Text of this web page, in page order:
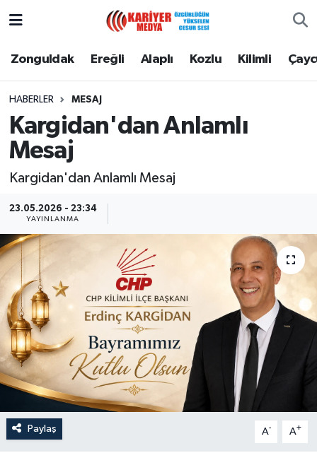
Zonguldak Ereğli Alaplı Kozlu Kilimli
HABERLER MESAJ
Kargidan'dan Anlamlı
Mesaj
Kargidan'dan Anlamlı Mesaj
23.05.2026 - 23:34
YAYINLANMA
Paylaş A- A+
Zonguldak
Alaplı
Kozlu
Çaycuma
Gökçebey
Devrek
Özel
Mesaj
Dergim
Zonguldak Nöbetçi Eczaneler
Zonguldak Namaz Vakitleri
Zonguldak Trafik Yoğunluk Haritası
Tüm Manşetler
Son Dakika Haberleri
Haber Arşivi